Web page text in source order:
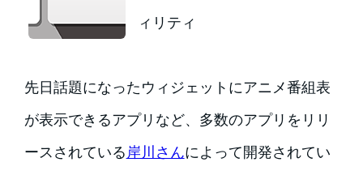
ィリティ
先日話題になったウィジェットにアニメ番組表
が表示できるアプリなど、多数のアプリをリリ
ースされている岸川さんによって開発されてい